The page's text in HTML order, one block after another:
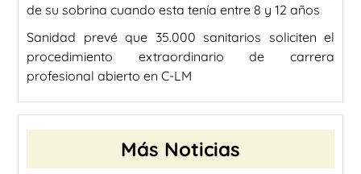
de su sobrina cuando esta tenía entre 8 y 12 años
Sanidad prevé que 35.000 sanitarios soliciten el
procedimiento extraordinario de carrera
profesional abierto en C-LM
Más Noticias